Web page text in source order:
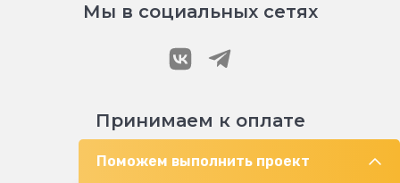
Поможем выполнить проект
Мы в социальных сетях
Принимаем к оплате